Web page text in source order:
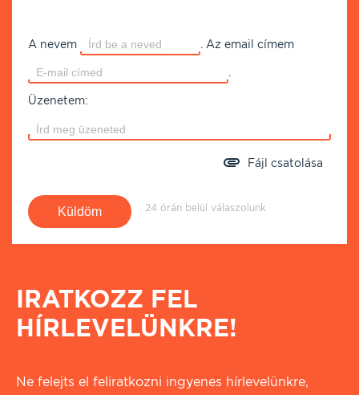
A nevem Az email címem
Üzenetem:
Fájl csatolása
24 órán belül válaszolunk
IRATKOZZ FEL
HÍRLEVELÜNKRE!
Ne felejts el feliratkozni ingyenes hírlevelünkre,